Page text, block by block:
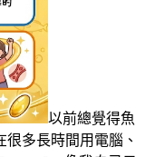
以前總覺得魚
多長時間用電腦、